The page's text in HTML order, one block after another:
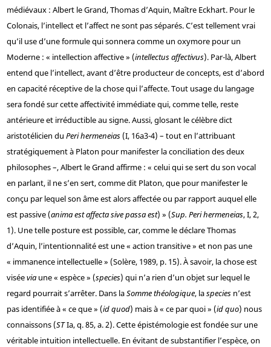
médiévaux : Albert le Grand, Thomas d’Aquin, Maître Eckhart. Pour le
Colonais, l’intellect et l’affect ne sont pas séparés. C’est tellement vrai
qu’il use d’une formule qui sonnera comme un oxymore pour un
Moderne : « intellection affective » (intellectus affectivus). Par-là, Albert
entend que l’intellect, avant d’être producteur de concepts, est d’abord
en capacité réceptive de la chose qui l’affecte. Tout usage du langage
sera fondé sur cette affectivité immédiate qui, comme telle, reste
antérieure et irréductible au signe. Aussi, glosant le célèbre dict
aristotélicien du Peri hermeneias(I, 16a3-4) – tout en l’attribuant
stratégiquement à Platon pour manifester la conciliation des deux
philosophes –, Albert le Grand affirme : « celui qui se sert du son vocal
en parlant, il ne s’en sert, comme dit Platon, que pour manifester le
conçu par lequel son âme est alors affectée ou par rapport auquel elle
est passive (anima est affecta sive passa est) » (Sup. Peri hermeneias, I, 2,
1). Une telle posture est possible, car, comme le déclare Thomas
d’Aquin, l’intentionnalité est une « action transitive » et non pas une
« immanence intellectuelle » (Solère, 1989, p. 15). À savoir, la chose est
viséeviaune « espèce » (species) qui n’a rien d’un objet sur lequel le
regard pourrait s’arrêter. Dans laSomme théologique, laspeciesn’est
pas identifiée à « ce que » (id quod) mais à « ce par quoi » (id quo) nous
connaissons (STIa, q. 85, a. 2). Cette épistémologie est fondée sur une
véritable intuition intellectuelle. En évitant de substantifier l’espèce, on